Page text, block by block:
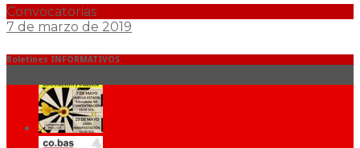
Convocatorias
7 de marzo de 2019
Boletines INFORMATIVOS